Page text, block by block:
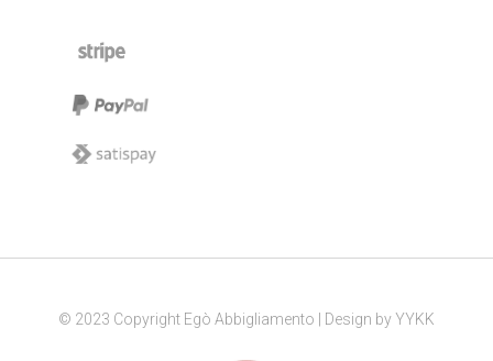
© 2023 Copyright Egò Abbigliamento | Design byYYKK